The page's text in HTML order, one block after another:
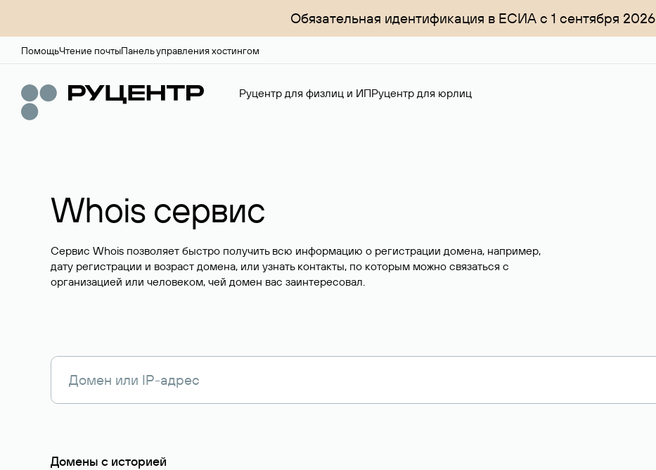
Обязательная идентификация в ЕСИА с 1 сентября 2026
ПомощьЧтение почтыПанель управления хостингом
Руцентр для физлиц и ИПРуцентр для юрлиц
Whois сервис
Сервис Whois позволяет быстро получить всю информацию о регистрации домена, например,
дату регистрации и возраст домена, или узнать контакты, по которым можно связаться с
организацией или человеком, чей домен вас заинтересовал.
Домены с историей